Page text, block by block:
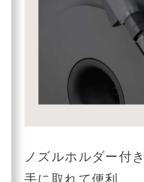
ノズルホルダー付
手に取れて便利。